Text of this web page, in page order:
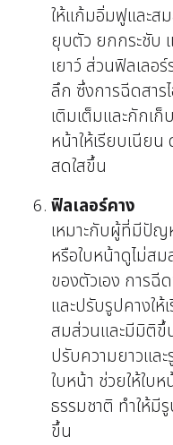
ให้แก้มอิ่มฟูและส
ยุบตัว ยกกระชับ
เยาว์ ส่วนฟิลเลอ
ลึก ซึ่งการฉีดสาร
เติมเต็มและกักเ
หน้าให้เรียบเนียน
สดใสขึ้น
ฟิลเลอร์คาง
เหมาะกับผู้ที่มีปัญ
หรือใบหน้าดูไม่สม
ของตัวเอง การฉี
และปรับรูปคางให้
สมส่วนและมีมิติขึ้
ปรับความยาวแล
ใบหน้า ช่วยให้ใบ
ธรรมชาติ ทำให้มี
ขึ้น